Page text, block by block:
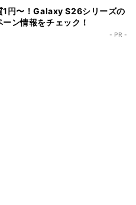
1円〜！Galaxy S26シリーズの
ーン情報をチェック！
- PR -